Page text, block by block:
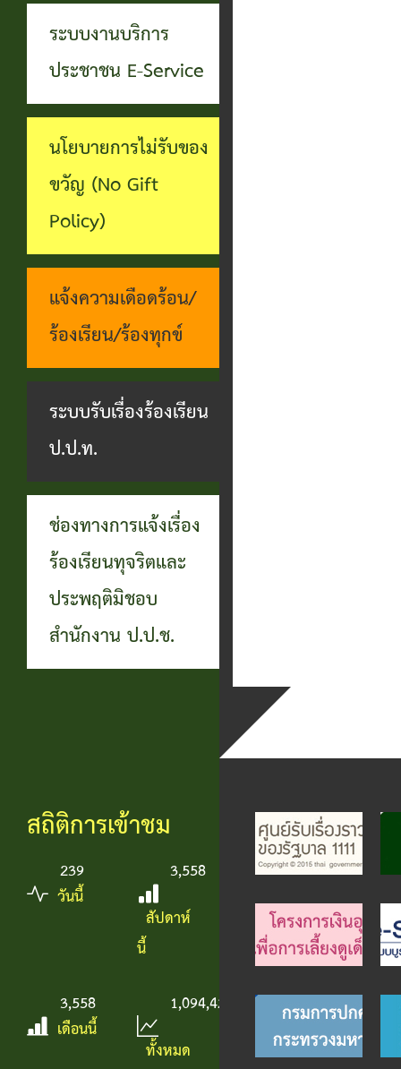
Service)
เว็บไซต์
ระบบงานบริการ
ประชาชน E-Service
นโยบายการไม่รับของ
ขวัญ (No Gift
Policy)
แจ้งความเดือดร้อน/
ร้องเรียน/ร้องทุกข์
ระบบรับเรื่องร้องเรียน
ป.ป.ท.
ช่องทางการแจ้งเรื่อง
ร้องเรียนทุจริตและ
ประพฤติมิชอบ
สำนักงาน ป.ป.ช.
สถิติการเข้าชม
239
วันนี้
3,558
สัปดาห์
นี้
3,558
เดือนนี้
1,094,425
ทั้งหมด